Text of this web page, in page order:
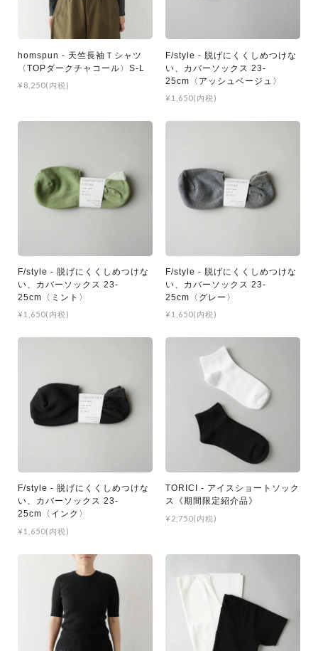
homspun - 天竺長袖Ｔシャツ
〈TOPダークチャコール〉S-L
¥8,250(内税)
F/style - 脱げにくくしめつけな
い、カバーソックス 23-
25cm〈アッシュベージュ〉
¥1,650(内税)
F/style - 脱げにくくしめつけな
い、カバーソックス 23-
25cm〈ミント〉
¥1,650(内税)
F/style - 脱げにくくしめつけな
い、カバーソックス 23-
25cm〈グレー〉
¥1,650(内税)
F/style - 脱げにくくしめつけな
い、カバーソックス 23-
25cm〈インク〉
¥1,650(内税)
TORICI - アイスショートソック
ス《期間限定紹介品》
¥2,750(内税)